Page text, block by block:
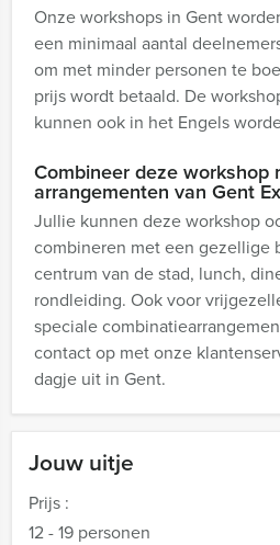
Jouw uitje
Prijs :
12 - 19 personen
Onze workshops in Gent
een minimaal aantal
om met minder personen te
prijs wordt betaald. De
kunnen ook in het Engels
Combineer deze workshop
arrangementen van Gent
Jullie kunnen deze workshop
combineren met een gezellige
centrum van de stad, lunch,
rondleiding. Ook voor
speciale
contact op met onze
dagje uit in Gent.